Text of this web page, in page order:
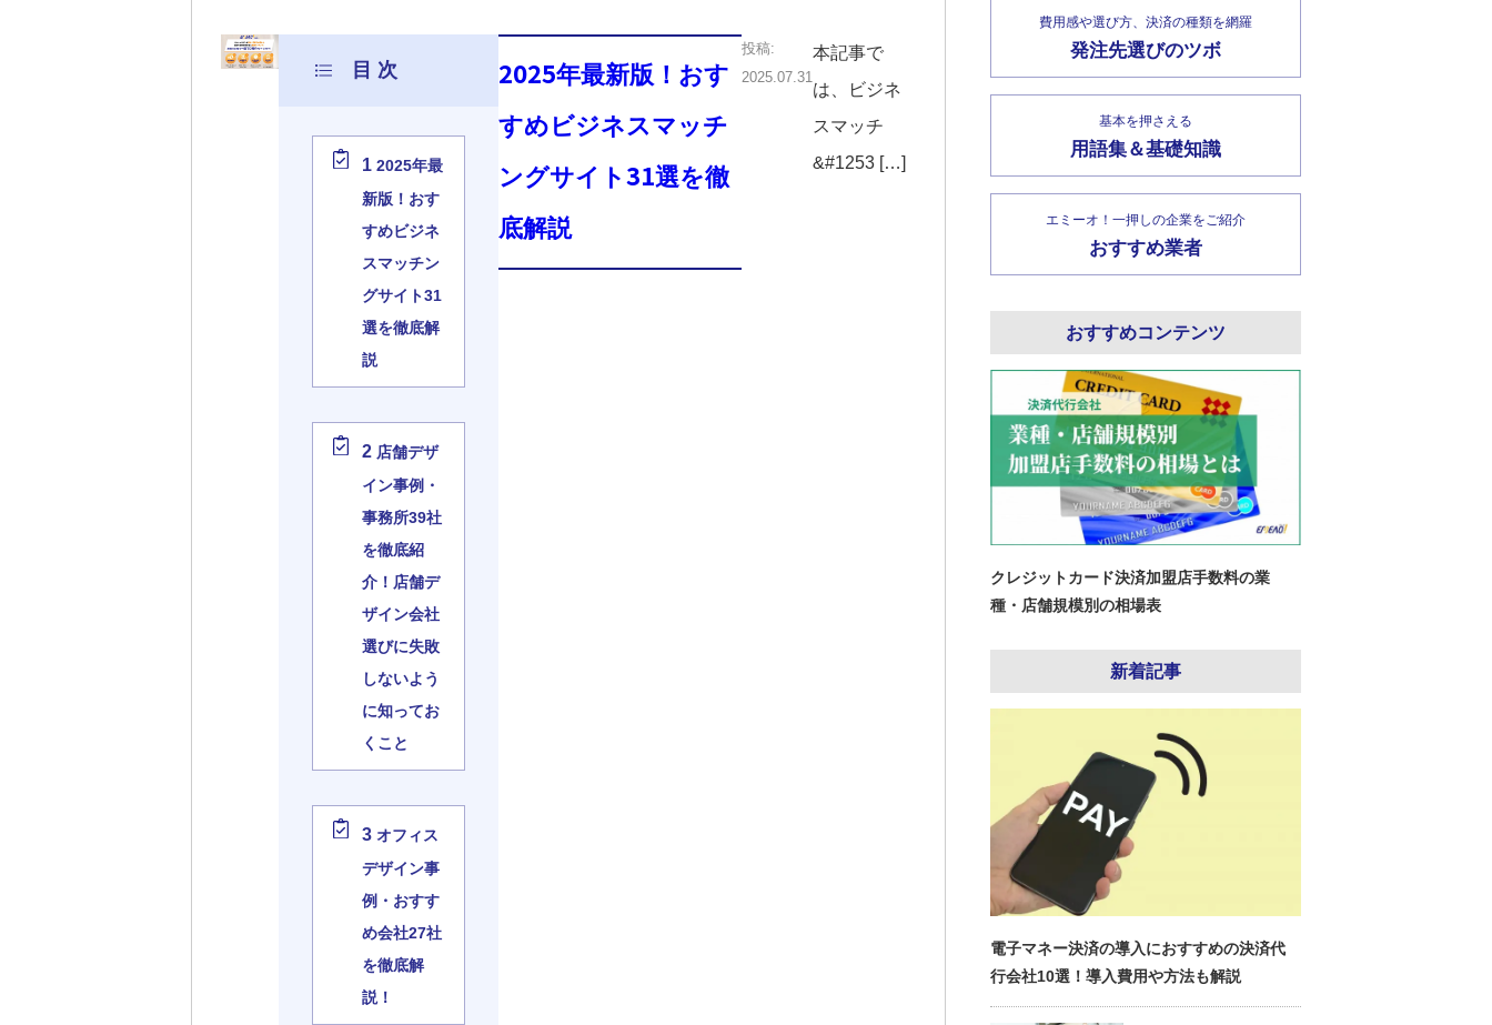
12025年最
新版！おす
すめビジネ
スマッチン
グサイト31
選を徹底解
説
2店舗デザ
イン事例・
事務所39社
を徹底紹
介！店舗デ
ザイン会社
選びに失敗
しないよう
に知ってお
くこと
3オフィス
デザイン事
例・おすす
め会社27社
を徹底解
説！
2025年最新版！おす
すめビジネスマッチ
ングサイト31選を徹
底解説
投稿:
2025.07.31
本記事で
は、ビジネ
スマッチ
&#1253 […]
費用感や選び方、決済の種類を網羅
発注先選びのツボ
基本を押さえる
用語集＆基礎知識
エミーオ！一押しの企業をご紹介
おすすめ業者
おすすめコンテンツ
クレジットカード決済加盟店手数料の業
種・店舗規模別の相場表
新着記事
電子マネー決済の導入におすすめの決済代
行会社10選！導入費用や方法も解説